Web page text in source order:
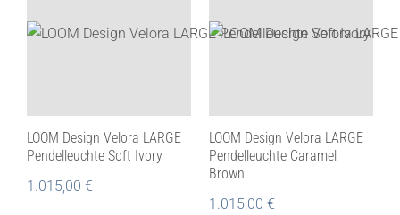
LOOM Design Velora LARGE
Pendelleuchte Soft Ivory
1.015,00 €
LOOM Design Velora LARGE
Pendelleuchte Caramel
Brown
1.015,00 €